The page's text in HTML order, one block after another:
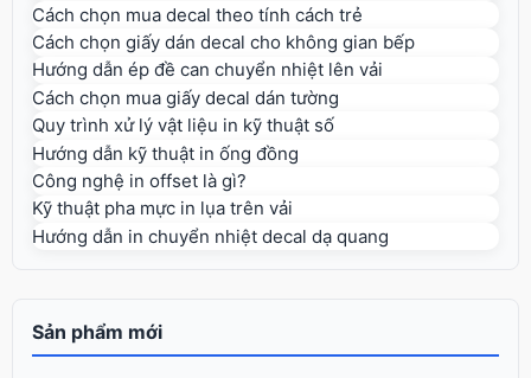
Cách chọn mua decal theo tính cách trẻ
Cách chọn giấy dán decal cho không gian bếp
Hướng dẫn ép đề can chuyển nhiệt lên vải
Cách chọn mua giấy decal dán tường
Quy trình xử lý vật liệu in kỹ thuật số
Hướng dẫn kỹ thuật in ống đồng
Công nghệ in offset là gì?
Kỹ thuật pha mực in lụa trên vải
Hướng dẫn in chuyển nhiệt decal dạ quang
Sản phẩm mới